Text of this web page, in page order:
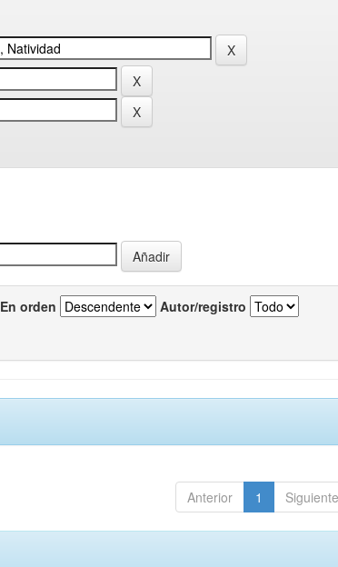
En orden Autor/registro
Anterior 1 Siguiente